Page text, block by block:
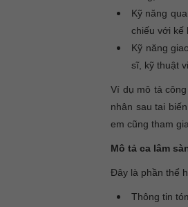
Kỹ năng
chiếu với kế
Kỹ năng
sĩ, kỹ thuật
Ví dụ mô tả
nhân sau tai
em cũng tham
Mô tả ca lâm
Đây là phần thể
Thông tin